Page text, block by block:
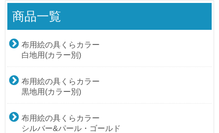
商品一覧
布用絵の具くらカラー
白地用(カラー別)
布用絵の具くらカラー
黒地用(カラー別)
布用絵の具くらカラー
シルバー&パール・ゴールド